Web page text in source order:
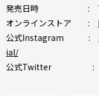
発売日時 : 7月
オンラインストア :
公式Instagram :
ial/
公式Twitter :